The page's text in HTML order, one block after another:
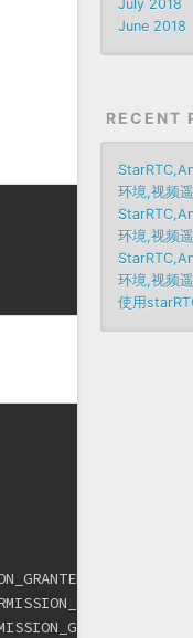
July 2018
June 2018
RECENT
环境,视频
环境,视频
环境,视频
使用